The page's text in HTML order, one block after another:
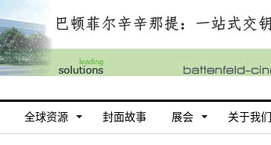
全球资源 封面故事 展会 关于我们